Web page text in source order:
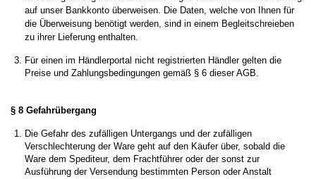
auf unser Bankkonto überweisen. Die Daten, welche von Ihnen für
die Überweisung benötigt werden, sind in einem Begleitschreieben
zu ihrer Lieferung enthalten.
Für einen im Händlerportal nicht registrierten Händler gelten die
Preise und Zahlungsbedingungen gemäß § 6 dieser AGB.
§ 8 Gefahrübergang
Die Gefahr des zufälligen Untergangs und der zufälligen
Verschlechterung der Ware geht auf den Käufer über, sobald die
Ware dem Spediteur, dem Frachtführer oder der sonst zur
Ausführung der Versendung bestimmten Person oder Anstalt